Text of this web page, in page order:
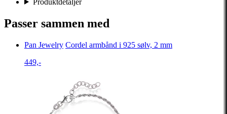
Passer sammen med
Pan Jewelry Cordel armbånd i 925 sølv, 2 mm
449,-